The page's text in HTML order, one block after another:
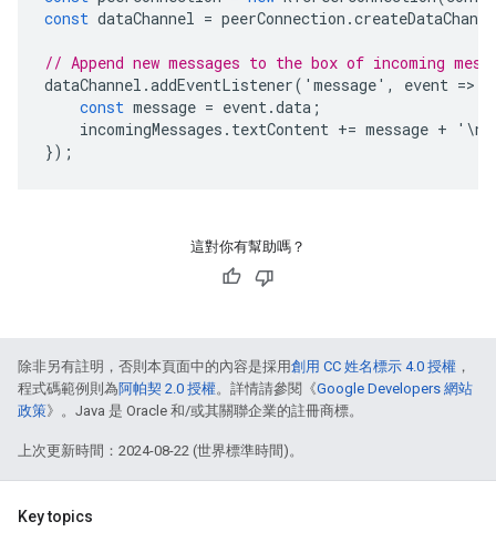
const dataChannel = peerConnection .
// Append new messages to the box of incoming
dataChannel .addEventListener( ' message' , event =>
const message = event.data ;
incomingMessages . textContent += message + ' \n
});
這對你有幫助嗎？
除非另有註明，否則本頁面中的內容是採用創用 CC 姓名標示 4.0 授權 ，
程式碼範例則為阿帕契 2.0 授權。詳情請參閱《Google Developers 網站
政策》。Java 是 Oracle 和/或其關聯企業的註冊商標。
上次更新時間：2024-08-22 (世界標準時間)。
Key topics